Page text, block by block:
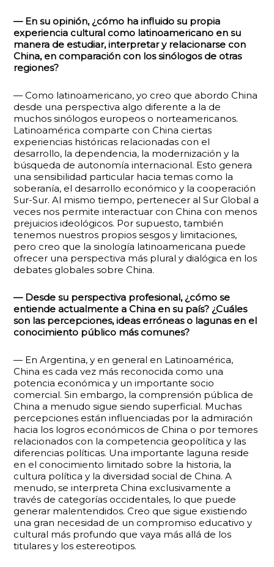
— En su opinión, ¿cómo ha influido su propia
experiencia cultural como latinoamericano en su
manera de estudiar, interpretar y relacionarse con
China, en comparación con los sinólogos de otras
regiones?
— Como latinoamericano, yo creo que abordo China
desde una perspectiva algo diferente a la de
muchos sinólogos europeos o norteamericanos.
Latinoamérica comparte con China ciertas
experiencias históricas relacionadas con el
desarrollo, la dependencia, la modernización y la
búsqueda de autonomía internacional. Esto genera
una sensibilidad particular hacia temas como la
soberanía, el desarrollo económico y la cooperación
Sur-Sur. Al mismo tiempo, pertenecer al Sur Global a
veces nos permite interactuar con China con menos
prejuicios ideológicos. Por supuesto, también
tenemos nuestros propios sesgos y limitaciones,
pero creo que la sinología latinoamericana puede
ofrecer una perspectiva más plural y dialógica en los
debates globales sobre China.
— Desde su perspectiva profesional, ¿cómo se
entiende actualmente a China en su país? ¿Cuáles
son las percepciones, ideas erróneas o lagunas en el
conocimiento público más comunes?
— En Argentina, y en general en Latinoamérica,
China es cada vez más reconocida como una
potencia económica y un importante socio
comercial. Sin embargo, la comprensión pública de
China a menudo sigue siendo superficial. Muchas
percepciones están influenciadas por la admiración
hacia los logros económicos de China o por temores
relacionados con la competencia geopolítica y las
diferencias políticas. Una importante laguna reside
en el conocimiento limitado sobre la historia, la
cultura política y la diversidad social de China. A
menudo, se interpreta China exclusivamente a
través de categorías occidentales, lo que puede
generar malentendidos. Creo que sigue existiendo
una gran necesidad de un compromiso educativo y
cultural más profundo que vaya más allá de los
titulares y los estereotipos.